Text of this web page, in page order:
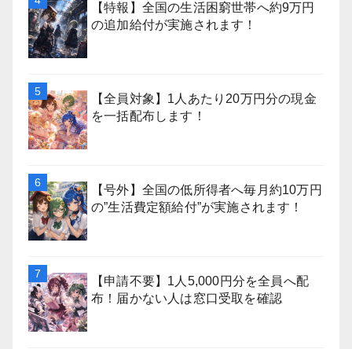
【特報】全国の生活困窮世帯へ約9万円
の追加給付が実施されます！
【全員対象】1人あたり20万円分の現金
を一括配布します！
【号外】全国の低所得者へ毎月約10万円
の”生活費定額給付”が実施されます！
【申請不要】1人5,000円分を全員へ配
布！届かない人は窓口受取を確認